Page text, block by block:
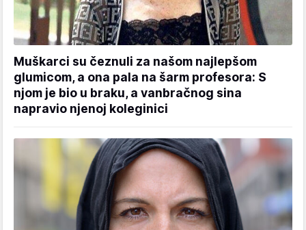
Muškarci su čeznuli za našom najlepšom
glumicom, a ona pala na šarm profesora: S
njom je bio u braku, a vanbračnog sina
napravio njenoj koleginici